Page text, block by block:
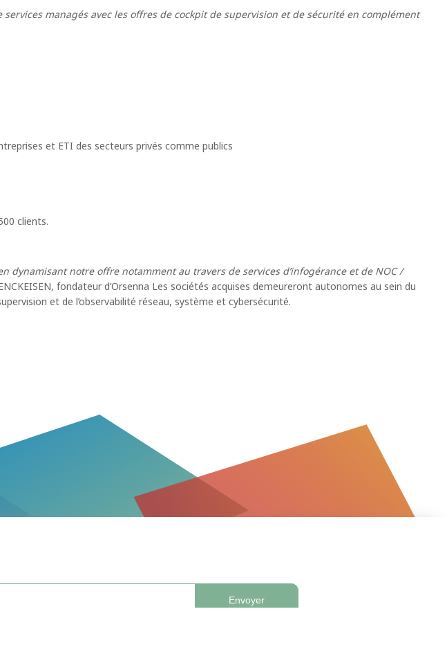
managés avec les offres de cockpit de supervision et de sécurité en complément
et ETI des secteurs privés comme publics
clients.
dynamisant notre offre notamment au travers de services d’infogérance et de NOC /
fondateur d’Orsenna Les sociétés acquises demeureront autonomes au sein du
et de l’observabilité réseau, système et cybersécurité.